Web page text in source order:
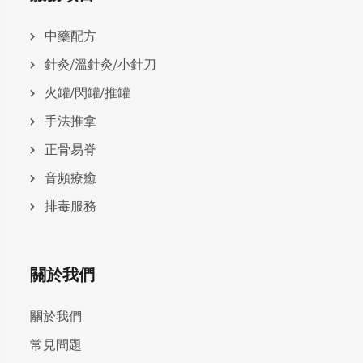
中藥配方
針灸/溫針灸/小針刀
火罐/閃罐/推罐
手法推拿
正骨易脊
⾳頻療癒
排毒服務
關於我們
關於我們
常見問題